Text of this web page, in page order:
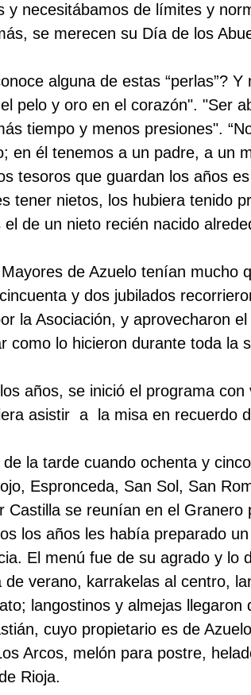
y necesitábamos de límites y
se merecen su Día de los
alguna de estas “perlas”?
pelo y oro en el corazón". "Ser
tiempo y menos presiones".
en él tenemos a un padre, a un
tesoros que guardan los años
tener nietos, los hubiera tenido
de un nieto recién nacido
de Azuelo tenían mucho
y dos jubilados
la Asociación, y aprovecharon
como lo hicieron durante toda la
años, se inició el programa
asistir a la misa en recuerdo
la tarde cuando ochenta y
Espronceda, San Sol, San
Castilla se reunían en el
los años les había preparado
El menú fue de su agrado y lo
verano, karrakelas al centro,
langostinos y almejas llegaron
cuyo propietario es de
Arcos, melón para postre,
Rioja.